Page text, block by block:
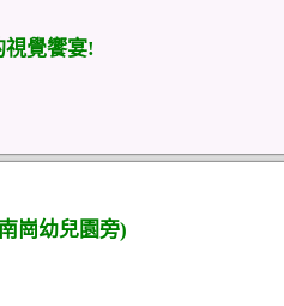
視覺饗宴!
崗幼兒園旁)